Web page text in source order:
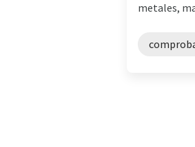
metales,